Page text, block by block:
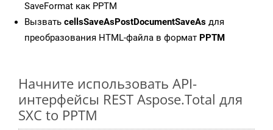
SaveFormat как PPTM
Вызвать cellsSaveAsPostDocumentSaveAs для
преобразования HTML-файла в формат PPTM
Начните использовать API-
интерфейсы REST Aspose.Total для
SXC to PPTM